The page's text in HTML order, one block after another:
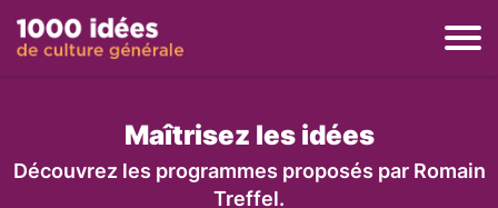
Maîtrisez les idées
Découvrez les programmes proposés par Romain
Treffel.